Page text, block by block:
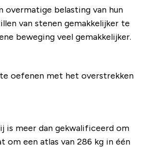
belasting van hun
van stenen gemakkelijker te
beweging veel gemakkelijker.
oefenen met het overstrekken
is meer dan gekwalificeerd om
een ​​atlas van 286 kg in één